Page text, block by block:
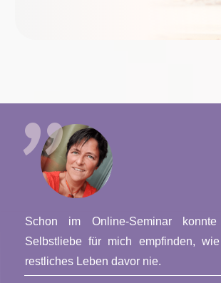
"
Schon im Online-Seminar
Selbstliebe für mich empfinden,
restliches Leben davor nie.